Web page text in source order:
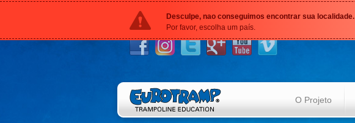
Desculpe, nao conseguimos encontrar sua localidade.
Por favor, escolha um país.
O Projeto